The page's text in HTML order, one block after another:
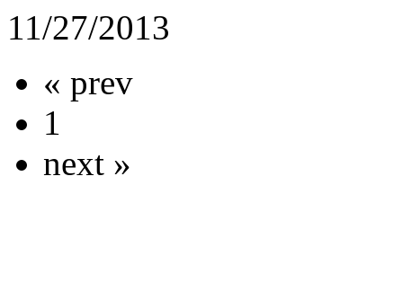
11/27/2013
« prev
1
next »